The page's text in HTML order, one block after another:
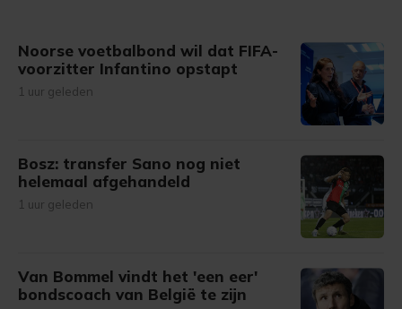
Noorse voetbalbond wil dat FIFA-
voorzitter Infantino opstapt
1 uur geleden
Bosz: transfer Sano nog niet
helemaal afgehandeld
1 uur geleden
Van Bommel vindt het 'een eer'
bondscoach van België te zijn